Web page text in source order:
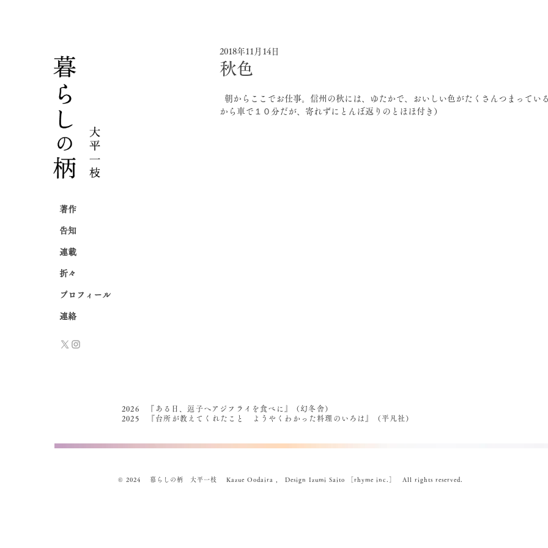
秋色
2018年11月14日
から車で１０分だが、寄れずにとんぼ返りのとほほ付き）
著作
告知
連載
折々
プロフィール
連絡
2026 『ある日、逗子へアジフライを食べに』（幻冬舎）
2025 『台所が教えてくれたこと ようやくわかった料理のいろは』（平凡社）
© 2024 暮らしの柄 大平一枝 Kazue Oodaira , Design Izumi Saito ［rhyme inc.］ All rights reserved.